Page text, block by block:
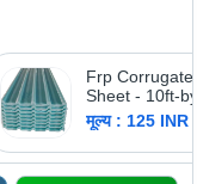
Frp
Sheet - 10ft-
Light Green,
Thickness |
Fine
Coated,
मूल्य : 125 INR